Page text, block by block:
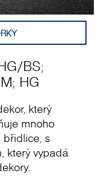
/BS;
; HG
který
mnoho
břidlice, s
který vypadá